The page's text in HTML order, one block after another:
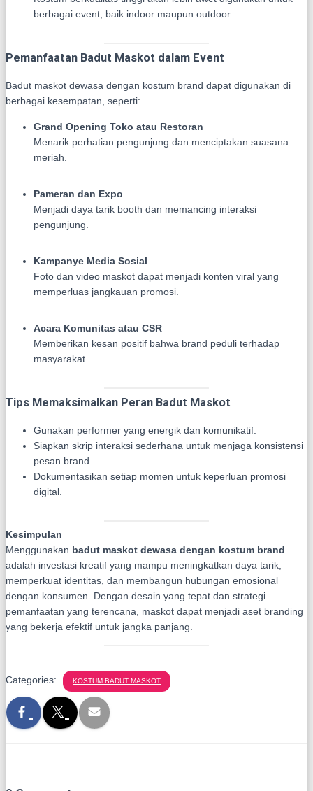
berbagai event, baik indoor maupun outdoor.
Pemanfaatan Badut Maskot dalam Event
Badut maskot dewasa dengan kostum brand dapat digunakan di
berbagai kesempatan, seperti:
Grand Opening Toko atau Restoran
Menarik perhatian pengunjung dan menciptakan suasana
meriah.
Pameran dan Expo
Menjadi daya tarik booth dan memancing interaksi
pengunjung.
Kampanye Media Sosial
Foto dan video maskot dapat menjadi konten viral yang
memperluas jangkauan promosi.
Acara Komunitas atau CSR
Memberikan kesan positif bahwa brand peduli terhadap
masyarakat.
Tips Memaksimalkan Peran Badut Maskot
Gunakan performer yang energik dan komunikatif.
Siapkan skrip interaksi sederhana untuk menjaga konsistensi
pesan brand.
Dokumentasikan setiap momen untuk keperluan promosi
digital.
Kesimpulan
Menggunakan badut maskot dewasa dengan kostum brand
adalah investasi kreatif yang mampu meningkatkan daya tarik,
memperkuat identitas, dan membangun hubungan emosional
dengan konsumen. Dengan desain yang tepat dan strategi
pemanfaatan yang terencana, maskot dapat menjadi aset branding
yang bekerja efektif untuk jangka panjang.
Categories: KOSTUM BADUT MASKOT